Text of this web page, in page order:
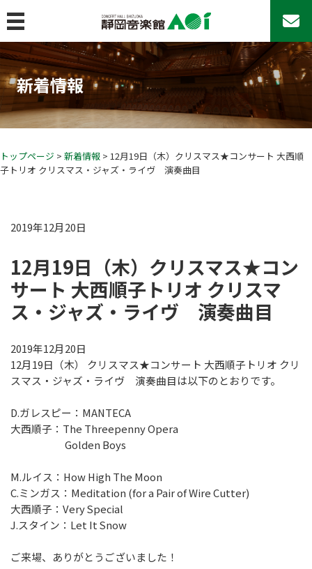
トップページ
コンサート&イベント
コンサート＆イベント
コンサートシリーズ
アマチュア・アンサンブルの日♪
その他のコンサート
座席表
よくあるご質問
22歳以下チケットについて
教育プログラム
静岡の名手たち
AOIの講演会
その他の事業
アウトリーチ・コンサート
AOIのオープン･デイ2026
静岡・音楽館×科学館×美術館 共同事業
新着情報
トップページ > 新着情報 > 12月19日（木）クリスマス★コンサート 大西順
子トリオ クリスマス・ジャズ・ライヴ 演奏曲目
2019年12月20日
12月19日（木）クリスマス★コン
サート 大西順子トリオ クリスマ
ス・ジャズ・ライヴ 演奏曲目
2019年12月20日
12月19日（木） クリスマス★コンサート 大西順子トリオ クリ
スマス・ジャズ・ライヴ 演奏曲目は以下のとおりです。
D.ガレスピー：MANTECA
大西順子：The Threepenny Opera
Golden Boys
M.ルイス：How High The Moon
C.ミンガス：Meditation (for a Pair of Wire Cutter)
大西順子：Very Special
J.スタイン：Let It Snow
ご来場、ありがとうございました！